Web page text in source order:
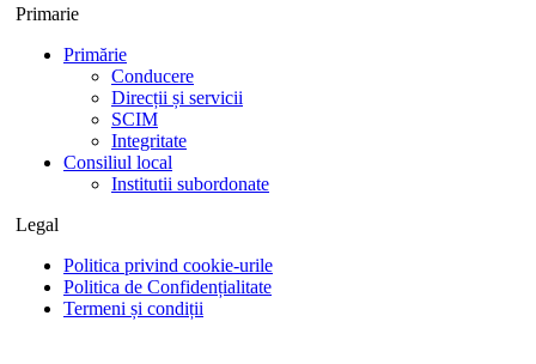
Primarie
Primărie
Conducere
Direcții și servicii
SCIM
Integritate
Consiliul local
Institutii subordonate
Legal
Politica privind cookie-urile
Politica de Confidențialitate
Termeni și condiții